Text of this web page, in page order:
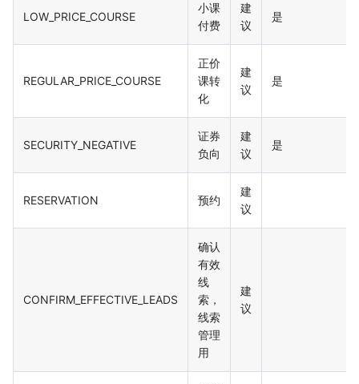
LOW_PRICE_COURSE
小课
付费
建
议
是
REGULAR_PRICE_COURSE
正价
课转
化
建
议
是
SECURITY_NEGATIVE
证券
负向
建
议
是
RESERVATION 预约
建
议
CONFIRM_EFFECTIVE_LEADS
确认
有效
线
索，
线索
管理
用
建
议